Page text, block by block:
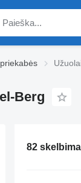
Berg
82